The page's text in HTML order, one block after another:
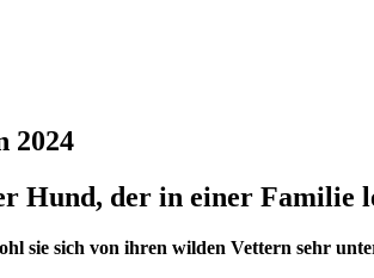
2024
Hund, der in einer Familie
sie sich von ihren wilden Vettern sehr